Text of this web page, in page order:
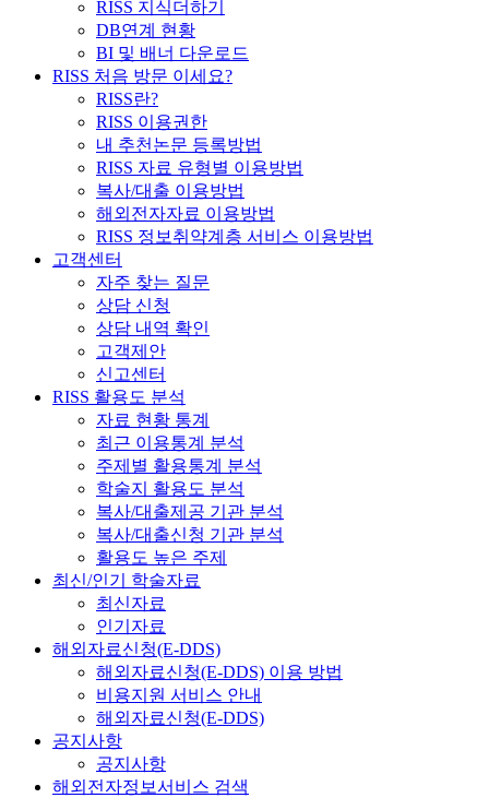
RISS 지식더하기
DB연계 현황
BI 및 배너 다운로드
RISS 처음 방문 이세요?
RISS란?
RISS 이용권한
내 추천논문 등록방법
RISS 자료 유형별 이용방법
복사/대출 이용방법
해외전자자료 이용방법
RISS 정보취약계층 서비스 이용방법
고객센터
자주 찾는 질문
상담 신청
상담 내역 확인
고객제안
신고센터
RISS 활용도 분석
자료 현황 통계
최근 이용통계 분석
주제별 활용통계 분석
학술지 활용도 분석
복사/대출제공 기관 분석
복사/대출신청 기관 분석
활용도 높은 주제
최신/인기 학술자료
최신자료
인기자료
해외자료신청(E-DDS)
해외자료신청(E-DDS) 이용 방법
비용지원 서비스 안내
해외자료신청(E-DDS)
공지사항
공지사항
해외전자정보서비스 검색